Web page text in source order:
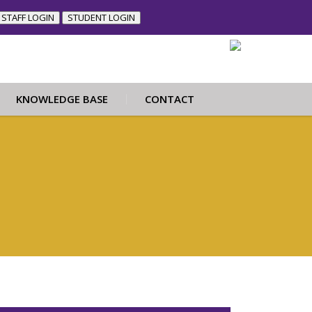
STAFF LOGIN STUDENT LOGIN
KNOWLEDGE BASE CONTACT